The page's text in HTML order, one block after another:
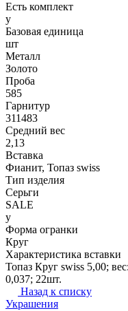
Есть комплект
y
Базовая единица
шт
Металл
Золото
Проба
585
Гарнитур
311483
Средний вес
2,13
Вставка
Фианит, Топаз swiss
Тип изделия
Серьги
SALE
y
Форма огранки
Круг
Характеристика вставки
Топаз Круг swiss 5,00;
0,037; 22шт.
Назад к списку
Украшения